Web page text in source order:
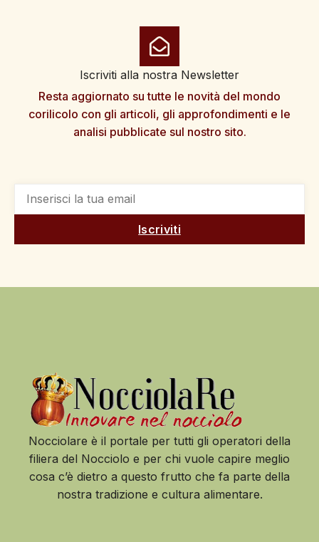
Iscriviti alla nostra Newsletter
Resta aggiornato su tutte le novità del mondo
corilicolo con gli articoli, gli approfondimenti e le
analisi pubblicate sul nostro sito.
Iscriviti
Nocciolare è il portale per tutti gli operatori della
filiera del Nocciolo e per chi vuole capire meglio
cosa c’è dietro a questo frutto che fa parte della
nostra tradizione e cultura alimentare.